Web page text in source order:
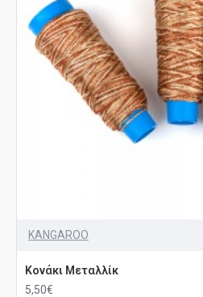
KANGAROO
Κονάκι Μεταλλίκ
5,50€